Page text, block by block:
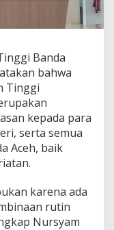
Banda
bahwa
Tinggi
kepada para
serta semua
Aceh, baik
karena ada
rutin
Nursyam